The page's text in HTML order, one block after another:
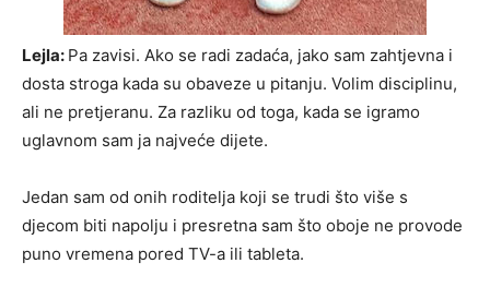
Lejla: Pa zavisi. Ako se radi zadaća, jako sam zahtjevna i
dosta stroga kada su obaveze u pitanju. Volim disciplinu,
ali ne pretjeranu. Za razliku od toga, kada se igramo
uglavnom sam ja najveće dijete.
Jedan sam od onih roditelja koji se trudi što više s
djecom biti napolju i presretna sam što oboje ne provode
puno vremena pored TV-a ili tableta.